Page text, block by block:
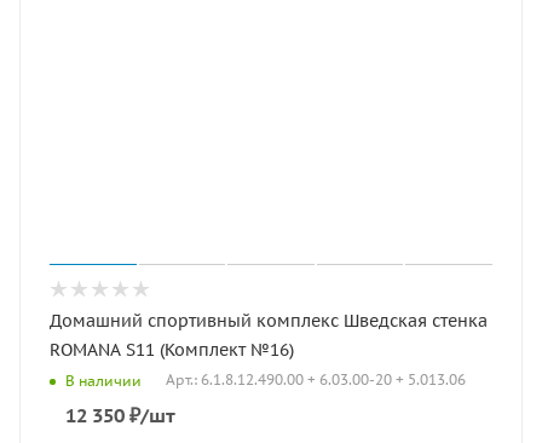
Домашний спортивный комплекс Шведская стенка
ROMANA S11 (Комплект №16)
В наличии Арт.: 6.1.8.12.490.00 + 6.03.00-20 + 5.013.06
12 350 ₽/шт